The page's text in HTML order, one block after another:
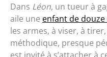
Dans Léon, un tueur à
aile une enfant de douze
les armes, à viser, à
méthodique, presque